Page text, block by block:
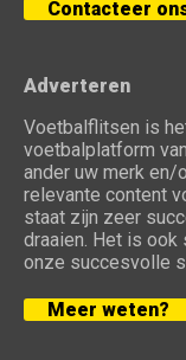
Contacteer
Adverteren
Voetbalflitsen is
voetbalplatform
ander uw merk en/
relevante content
staat zijn zeer
draaien. Het is
onze succesvolle
Meer weten?